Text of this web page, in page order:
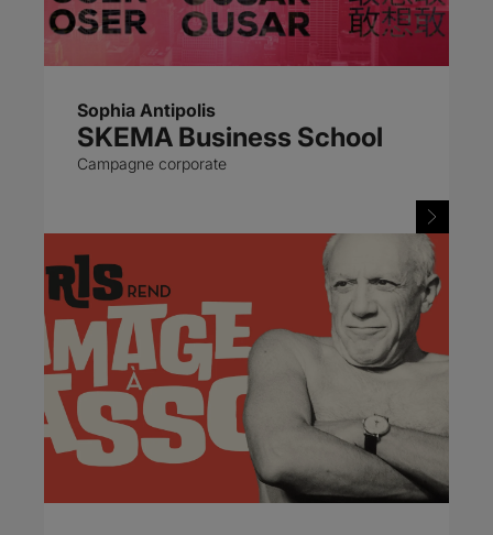
Sophia Antipolis
SKEMA Business School
Campagne corporate